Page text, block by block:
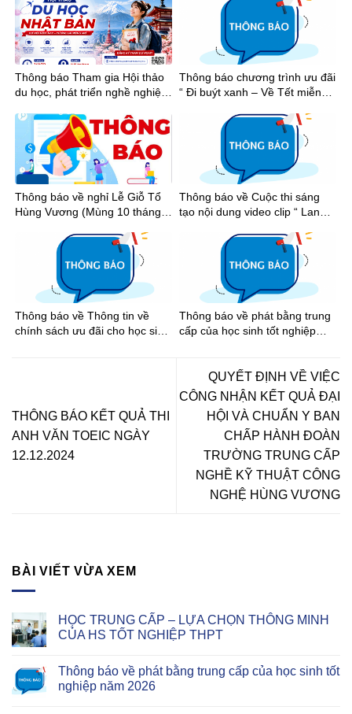
Thông báo Tham gia Hội thảo
du học, phát triển nghề nghiệp
Thông báo chương trình ưu đãi
“ Đi buýt xanh – Về Tết miễn
Thông báo về nghỉ Lễ Giỗ Tổ
Hùng Vương (Mùng 10 tháng 3
(30/4) và Ngày Quốc tế Lao
động (01/5) năm 2026
Thông báo về Cuộc thi sáng
tạo nội dung video clip “ Lan
đường Thành phố Hồ Chí Minh
Thông báo về Thông tin về
chính sách ưu đãi cho học sinh
Thông báo về phát bằng trung
cấp của học sinh tốt nghiệp
THÔNG BÁO KẾT QUẢ THI
ANH VĂN TOEIC NGÀY
12.12.2024
QUYẾT ĐỊNH VỀ VIỆC
CÔNG NHẬN KẾT QUẢ ĐẠI
HỘI VÀ CHUẨN Y BAN
CHẤP HÀNH ĐOÀN
TRƯỜNG TRUNG CẤP
NGHỀ KỸ THUẬT CÔNG
NGHỆ HÙNG VƯƠNG
BÀI VIẾT VỪA XEM
HỌC TRUNG CẤP – LỰA CHỌN THÔNG MINH
CỦA HS TỐT NGHIỆP THPT
Thông báo về phát bằng trung cấp của học sinh tốt
nghiệp năm 2026